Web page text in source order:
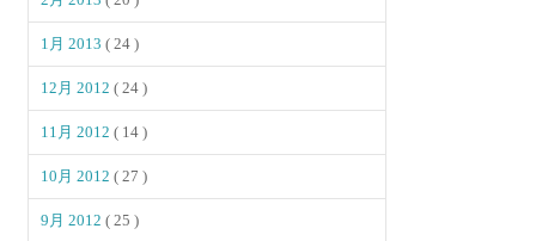
1月 2013( 24 )
12月 2012( 24 )
11月 2012( 14 )
10月 2012( 27 )
9月 2012( 25 )